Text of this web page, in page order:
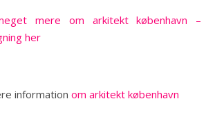
mere om arkitekt københavn –
her
information om arkitekt københavn